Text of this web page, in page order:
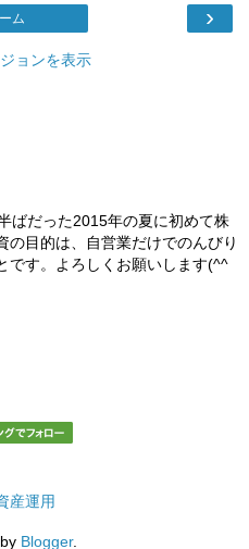
›
ム
ョンを表示
ばだった2015年の夏に初めて株
の目的は、自営業だけでのんびり
です。よろしくお願いします(^^
産運用
Blogger.